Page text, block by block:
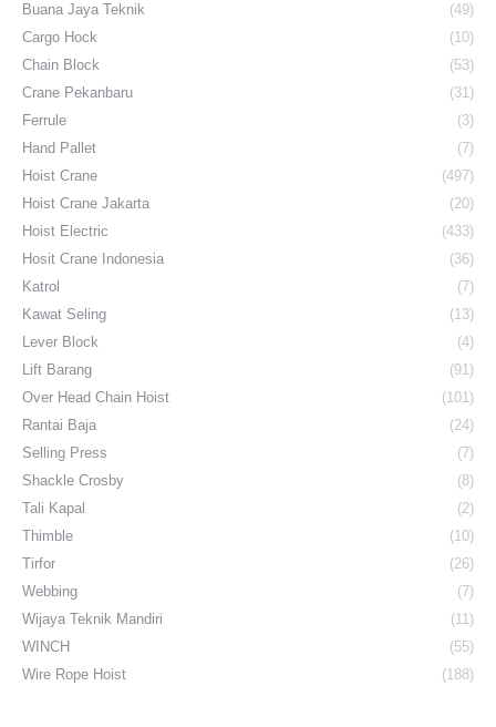
Buana Jaya Teknik
(49)
Cargo Hock
(10)
Chain Block
(53)
Crane Pekanbaru
(31)
Ferrule
(3)
Hand Pallet
(7)
Hoist Crane
(497)
Hoist Crane Jakarta
(20)
Hoist Electric
(433)
Hosit Crane Indonesia
(36)
Katrol
(7)
Kawat Seling
(13)
Lever Block
(4)
Lift Barang
(91)
Over Head Chain Hoist
(101)
Rantai Baja
(24)
Selling Press
(7)
Shackle Crosby
(8)
Tali Kapal
(2)
Thimble
(10)
Tirfor
(26)
Webbing
(7)
Wijaya Teknik Mandiri
(11)
WINCH
(55)
Wire Rope Hoist
(188)